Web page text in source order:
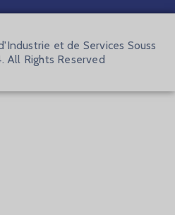
et de Services Souss
All Rights Reserved